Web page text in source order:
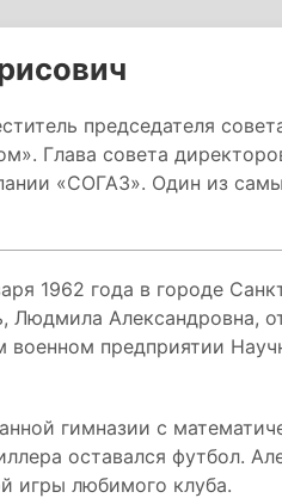
председателя
Глава совета
«СОГАЗ». Один из
1962 года в городе
Людмила Александровна,
военном предприятии
гимназии с
оставался футбол.
игры любимого клуба.